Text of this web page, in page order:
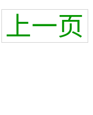
上一页